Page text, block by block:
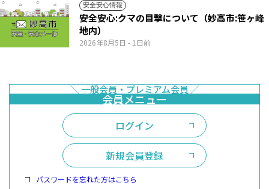
安全安心情報
2026年8月5日 - 1日前
安全安心:クマの目撃について（妙高市:笹ヶ峰
地内）
ログイン
新規会員登録
パスワードを忘れた方はこちら